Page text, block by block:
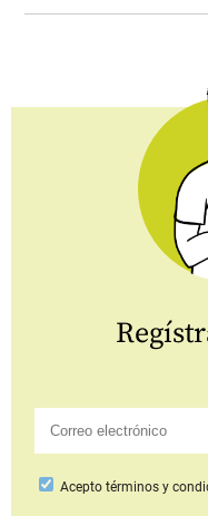
Aceptotérminos y